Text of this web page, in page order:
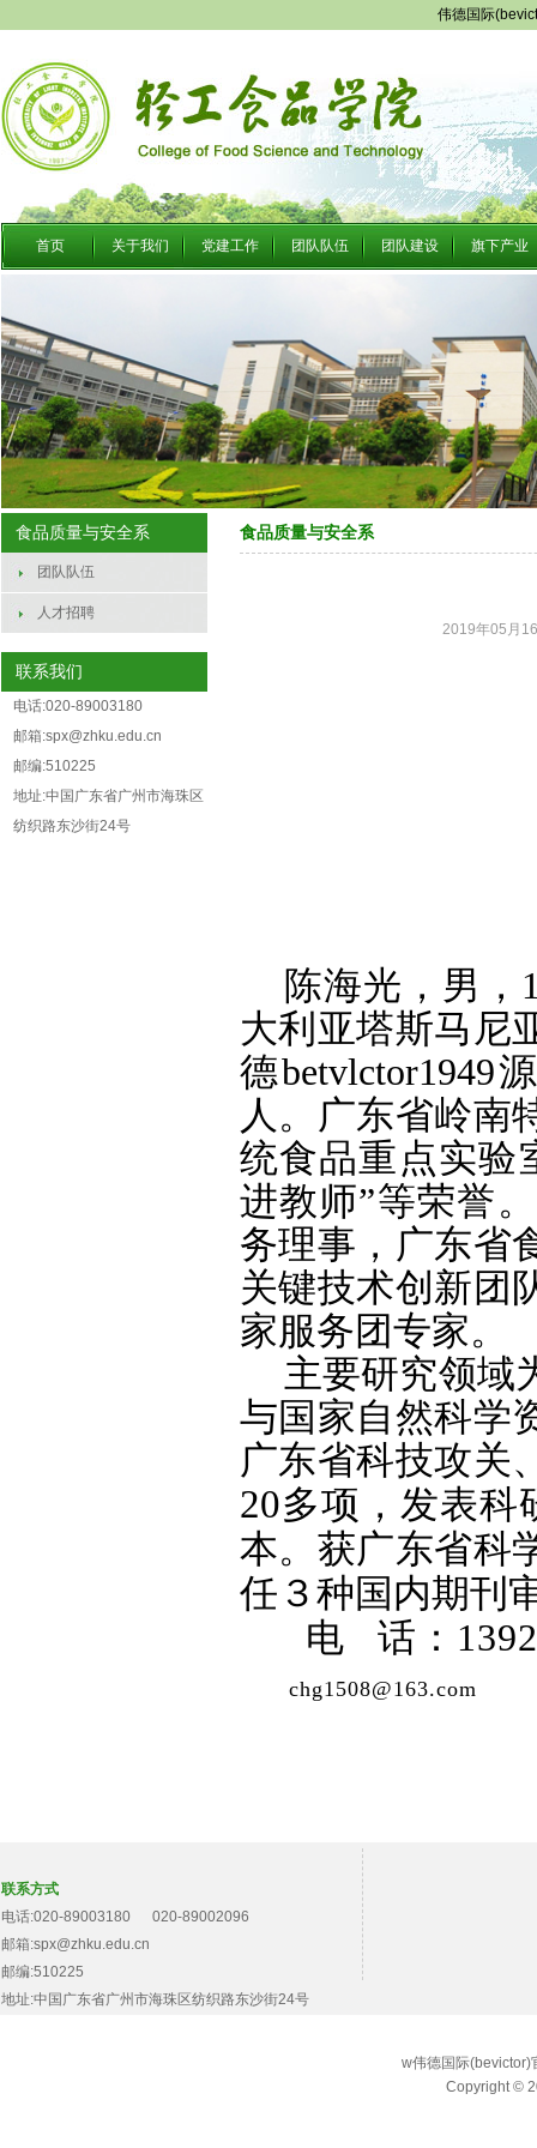
伟德国际
首页 关于我们 党建工作 团队队伍 团队建设 旗下产业
食品质量与安全系
团队队伍
人才招聘
联系我们
电话:020-89003180
邮箱:spx@zhku.edu.cn
邮编:510225
地址:中国广东省广州市海珠区
纺织路东沙街24号
食品质量与安全系
2019年05月
陈海光，男，
大利亚塔斯马尼
德
人。广东省岭南
统食品重点实验
进教师”等荣誉
务理事，广东省
关键技术创新团
家服务团专家。
主要研究领域
与国家自然科学
广东省科技攻关
20多项， 发表科
本。 获广东省科
任 ３种国内期刊
电 话：
chg1508@163.com
联系方式
电话:020-89003180 020-89002096
邮箱:spx@zhku.edu.cn
邮编:510225
地址:中国广东省广州市海珠区纺织路东沙街24号
w伟德国际(bevictor)
Copyright ©